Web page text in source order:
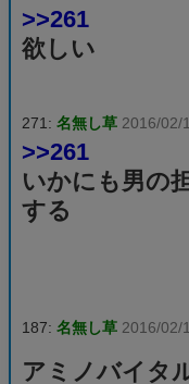
>>261
欲しい
271: 名無し草 2016/02/
>>261
いかにも男の
する
187: 名無し草 2016/02/
アミノバイタ